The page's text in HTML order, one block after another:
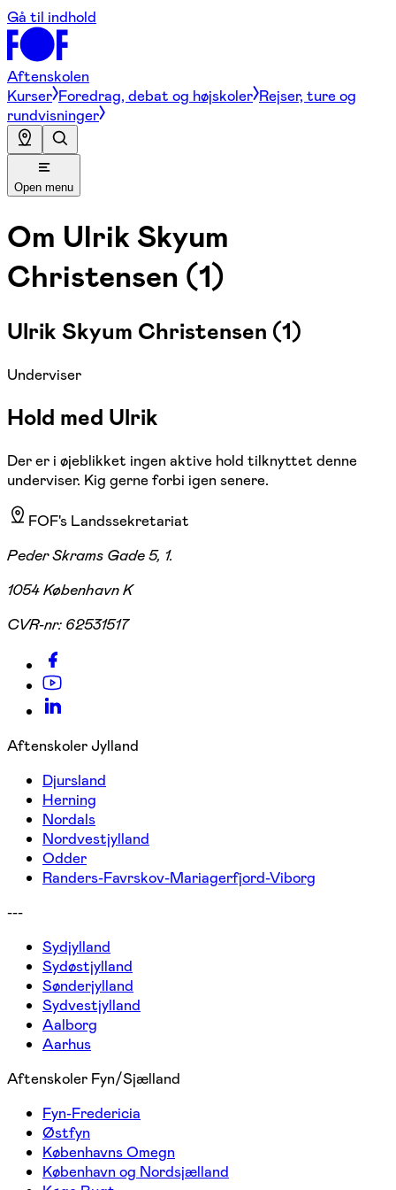
Gå til indhold
Aftenskolen
Kurser Foredrag, debat og højskoler Rejser, ture og
rundvisninger
Open menu
Om Ulrik Skyum
Christensen (1)
Ulrik Skyum Christensen (1)
Underviser
Hold med Ulrik
Der er i øjeblikket ingen aktive hold tilknyttet denne
underviser. Kig gerne forbi igen senere.
FOF's Landssekretariat
Peder Skrams Gade 5, 1.
1054 København K
CVR-nr: 62531517
Aftenskoler Jylland
Djursland
Herning
Nordals
Nordvestjylland
Odder
Randers-Favrskov-Mariagerfjord-Viborg
---
Sydjylland
Sydøstjylland
Sønderjylland
Sydvestjylland
Aalborg
Aarhus
Aftenskoler Fyn/Sjælland
Fyn-Fredericia
Østfyn
Københavns Omegn
København og Nordsjælland